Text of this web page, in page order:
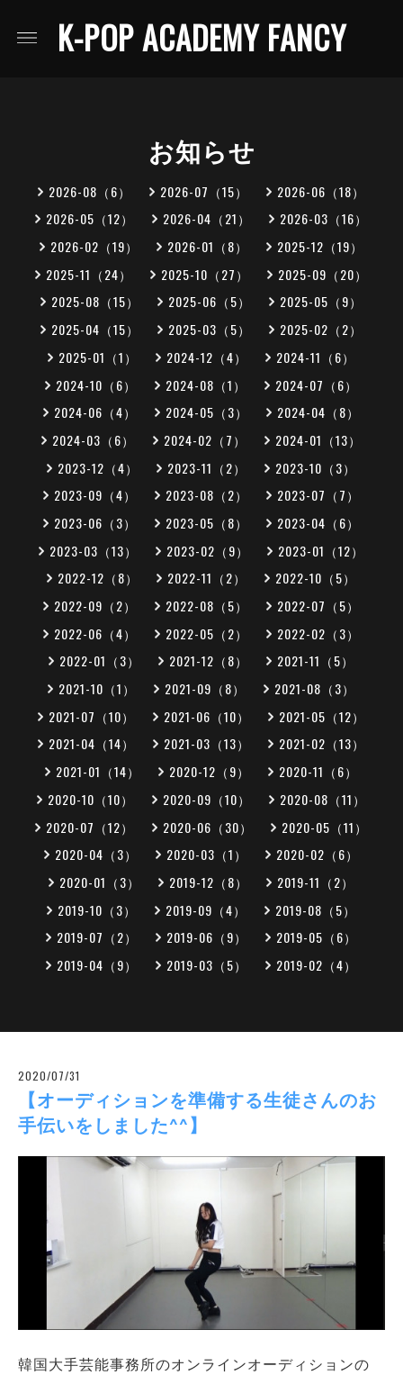
K-POP ACADEMY FANCY
お知らせ
2026-08（6） 2026-07（15）
2026-06（18）
2026-05（12）
2026-04（21）
2026-03（16）
2026-02（19）
2026-01（8）
2025-12（19）
2025-11（24）
2025-10（27）
2025-09（20）
2025-08（15）
2025-06（5）
2025-05（9）
2025-04（15）
2025-03（5）
2025-02（2）
2025-01（1）
2024-12（4）
2024-11（6）
2024-10（6）
2024-08（1）
2024-07（6）
2024-06（4）
2024-05（3）
2024-04（8）
2024-03（6）
2024-02（7）
2024-01（13）
2023-12（4）
2023-11（2）
2023-10（3）
2023-09（4）
2023-08（2）
2023-07（7）
2023-06（3）
2023-05（8）
2023-04（6）
2023-03（13）
2023-02（9）
2023-01（12）
2022-12（8）
2022-11（2）
2022-10（5）
2022-09（2）
2022-08（5）
2022-07（5）
2022-06（4）
2022-05（2）
2022-02（3）
2022-01（3）
2021-12（8）
2021-11（5）
2021-10（1）
2021-09（8）
2021-08（3）
2021-07（10）
2021-06（10）
2021-05（12）
2021-04（14）
2021-03（13）
2021-02（13）
2021-01（14）
2020-12（9）
2020-11（6）
2020-10（10）
2020-09（10）
2020-08（11）
2020-07（12）
2020-06（30）
2020-05（11）
2020-04（3）
2020-03（1）
2020-02（6）
2020-01（3）
2019-12（8）
2019-11（2）
2019-10（3）
2019-09（4）
2019-08（5）
2019-07（2）
2019-06（9）
2019-05（6）
2019-04（9）
2019-03（5） 2019-02（4）
2020/07/31
【オーディションを準備する生徒さんのお
手伝いをしました^^】
韓国大手芸能事務所のオンラインオーディションの